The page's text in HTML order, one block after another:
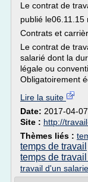
Le contrat de
publié
Contrats et
Le contrat de
salarié dont la
légale ou
Obligatoirement
Lire la suite
Date: 2017-04-
Site : http://
Thèmes liés :
temps de travail
temps de
travail d'un salarie